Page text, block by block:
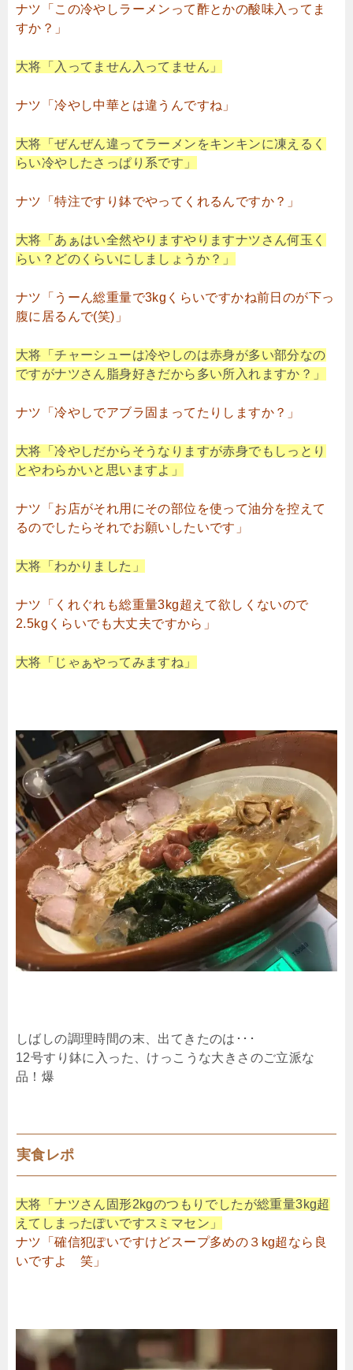
ナツ「この冷やしラーメンって酢とかの酸味入ってま
すか？」
大将「入ってません入ってません」
ナツ「冷やし中華とは違うんですね」
大将「ぜんぜん違ってラーメンをキンキンに凍えるく
らい冷やしたさっぱり系です」
ナツ「特注ですり鉢でやってくれるんですか？」
大将「あぁはい全然やりますやりますナツさん何玉く
らい？どのくらいにしましょうか？」
ナツ「うーん総重量で3kgくらいですかね前日のが下っ
腹に居るんで(笑)」
大将「チャーシューは冷やしのは赤身が多い部分なの
ですがナツさん脂身好きだから多い所入れますか？」
ナツ「冷やしでアブラ固まってたりしますか？」
大将「冷やしだからそうなりますが赤身でもしっとり
とやわらかいと思いますよ」
ナツ「お店がそれ用にその部位を使って油分を控えて
るのでしたらそれでお願いしたいです」
大将「わかりました」
ナツ「くれぐれも総重量3kg超えて欲しくないので
2.5kgくらいでも大丈夫ですから」
大将「じゃぁやってみますね」
しばしの調理時間の末、出てきたのは･･･
12号すり鉢に入った、けっこうな大きさのご立派な
品！爆
実食レポ
大将「ナツさん固形2kgのつもりでしたが総重量3kg超
えてしまったぽいですスミマセン」
ナツ「確信犯ぽいですけどスープ多めの３kg超なら良
いですよ 笑」